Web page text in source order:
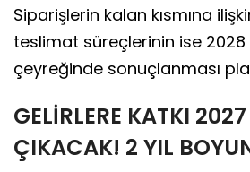
Siparişlerin kalan kısmına
teslimat süreçlerinin ise 2028
çeyreğinde sonuçlanması
GELİRLERE KATKI
ÇIKACAK! 2 YIL